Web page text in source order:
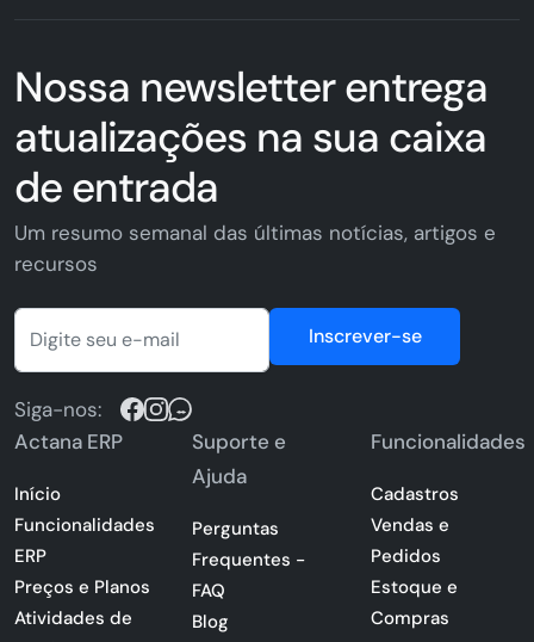
Nossa newsletter entrega
atualizações na sua caixa
de entrada
Um resumo semanal das últimas notícias, artigos e
recursos
Inscrever-se
Siga-nos:
Actana ERP
Início
Funcionalidades
ERP
Preços e Planos
Atividades de
Suporte e
Ajuda
Perguntas
Frequentes -
FAQ
Blog
Funcionalidades
Cadastros
Vendas e
Pedidos
Estoque e
Compras